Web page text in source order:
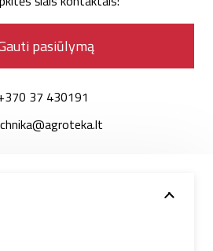
pasiūlymą
37 430191